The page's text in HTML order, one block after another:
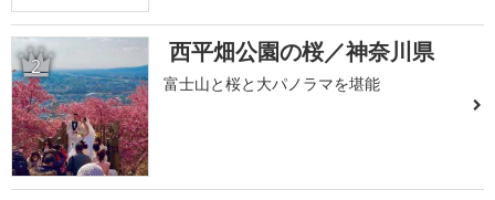
2 西平畑公園の桜／神奈川県
富士山と桜と大パノラマを堪能